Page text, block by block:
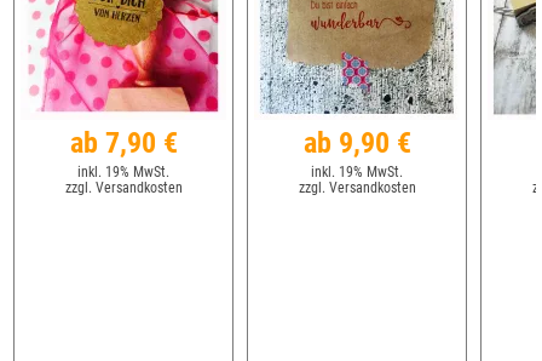
ab 7,90 €
inkl. 19% MwSt.
zzgl. Versandkosten
ab 9,90 €
inkl. 19% MwSt.
zzgl. Versandkosten